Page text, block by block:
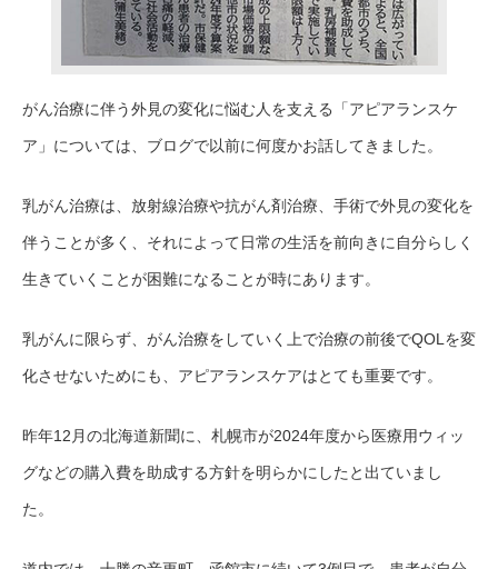
がん治療に伴う外見の変化に悩む人を支える「アピアランスケ
ア」については、ブログで以前に何度かお話してきました。
乳がん治療は、放射線治療や抗がん剤治療、手術で外見の変化を
伴うことが多く、それによって日常の生活を前向きに自分らしく
生きていくことが困難になることが時にあります。
乳がんに限らず、がん治療をしていく上で治療の前後でQOLを変
化させないためにも、アピアランスケアはとても重要です。
昨年12月の北海道新聞に、札幌市が2024年度から医療用ウィッ
グなどの購入費を助成する方針を明らかにしたと出ていまし
た。